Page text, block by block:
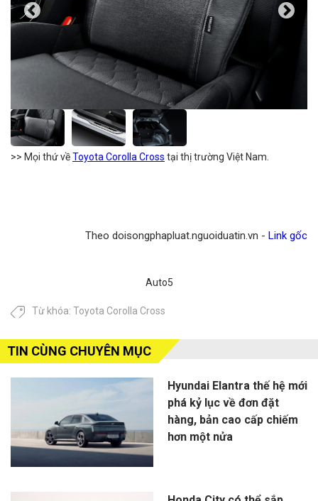
>> Mọi thứ vềToyota Corolla Cross tại thị trường Việt Nam.
Theo doisongphapluat.nguoiduatin.vn - Link gốc
Auto5
Từ khóa: Toyota Corolla Cross
TIN CÙNG CHUYÊN MỤC
Hyundai Elantra thế hệ mới
phá kỷ lục về đơn đặt
hàng, bản cao cấp chiếm
hơn một nửa